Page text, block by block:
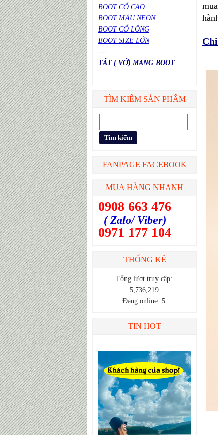
BOOT CỔ CAO
BOOT MÀU NEON
BOOT CỔ LÔNG
BOOT SIZE LỚN
---
TẤT ( VỚ) MANG BOOT
TÌM KIẾM SẢN PHẨM
FANPAGE FACEBOOK
MUA HÀNG NHANH
0908 663 476
( Zalo/ Viber)
0971 177 104
THỐNG KÊ
Tổng lượt truy cập:
5,736,219
Đang online: 5
TIN HOT